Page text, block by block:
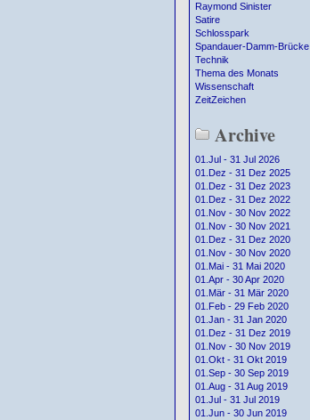
Raymond Sinister
Satire
Schlosspark
Spandauer-Damm-Brücke
Technik
Thema des Monats
Wissenschaft
ZeitZeichen
Archive
01.Jul - 31 Jul 2026
01.Dez - 31 Dez 2025
01.Dez - 31 Dez 2023
01.Dez - 31 Dez 2022
01.Nov - 30 Nov 2022
01.Nov - 30 Nov 2021
01.Dez - 31 Dez 2020
01.Nov - 30 Nov 2020
01.Mai - 31 Mai 2020
01.Apr - 30 Apr 2020
01.Mär - 31 Mär 2020
01.Feb - 29 Feb 2020
01.Jan - 31 Jan 2020
01.Dez - 31 Dez 2019
01.Nov - 30 Nov 2019
01.Okt - 31 Okt 2019
01.Sep - 30 Sep 2019
01.Aug - 31 Aug 2019
01.Jul - 31 Jul 2019
01.Jun - 30 Jun 2019